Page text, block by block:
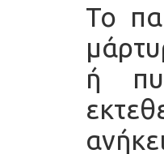
Το
ή